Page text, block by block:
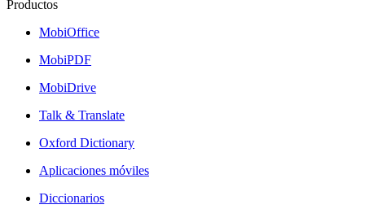
Productos
MobiOffice
MobiPDF
MobiDrive
Talk & Translate
Oxford Dictionary
Aplicaciones móviles
Diccionarios